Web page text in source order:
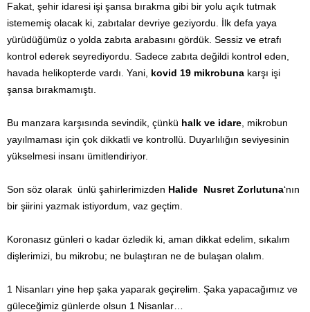
Fakat, şehir idaresi işi şansa bırakma gibi bir yolu açık tutmak
istememiş olacak ki, zabıtalar devriye geziyordu. İlk defa yaya
yürüdüğümüz o yolda zabıta arabasını gördük. Sessiz ve etrafı
kontrol ederek seyrediyordu. Sadece zabıta değildi kontrol eden,
havada helikopterde vardı. Yani, kovid 19 mikrobuna karşı işi
şansa bırakmamıştı.
Bu manzara karşısında sevindik, çünkü halk ve idare , mikrobun
yayılmaması için çok dikkatli ve kontrollü. Duyarlılığın seviyesinin
yükselmesi insanı ümitlendiriyor.
Son söz olarak ünlü şahirlerimizden Halide Nusret Zorlutuna‘nın
bir şiirini yazmak istiyordum, vaz geçtim.
Koronasız günleri o kadar özledik ki, aman dikkat edelim, sıkalım
dişlerimizi, bu mikrobu; ne bulaştıran ne de bulaşan olalım.
1 Nisanları yine hep şaka yaparak geçirelim. Şaka yapacağımız ve
güleceğimiz günlerde olsun 1 Nisanlar…